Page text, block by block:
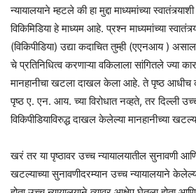
न्यायालयाने म्हटले की हा मुद्दा माध्यमांच्या
विकिमिडिया हे माध्यम आहे. प्रश्न माध्यमांच्या
(विकिपीडिया) उद्या कदाचित तुम्ही (एएनआय )
चे प्रतिनिधित्व करणाऱ्या वकिलाला सांगितले ज्या
मानहानीचा खटला दाखल केला आहे. ते पृष्ठ
पृष्ठ ए. एन. आय. च्या विरोधात नव्हते, तर दिल्ली
विकिपीडियाविरुद्ध दाखल केलेल्या मानहानीच्या
खरं तर या पृष्ठावर उच्च न्यायालयातील सुनावणी
खटल्याच्या सुनावणीदरम्यान उच्च न्यायालयाने